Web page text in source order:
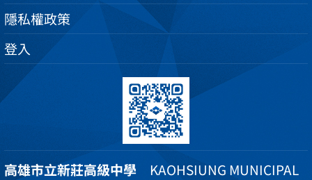
隱私權政策
登入
高雄市立新莊高級中學 KAOHSIUNG MUNICIPAL